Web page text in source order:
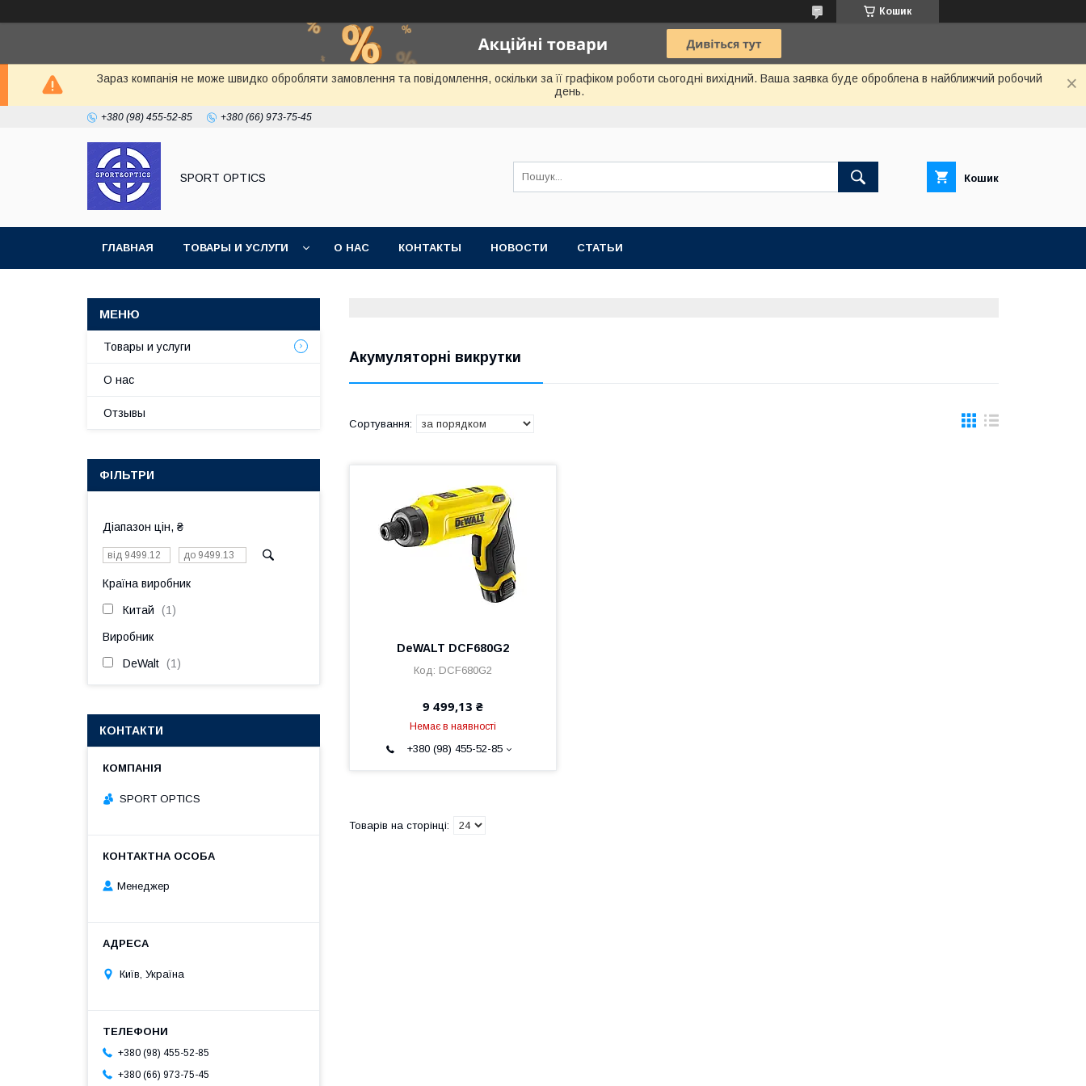
Кошик
Зараз компанія не може швидко обробляти замовлення та повідомлення, оскільки за її графіком роботи сьогодні вихідний. Ваша заявка буде оброблена в найближчий робочий
день.
+380 (98) 455-52-85 +380 (66) 973-75-45
SPORT OPTICS Кошик
ГЛАВНАЯ ТОВАРЫ И УСЛУГИ О НАС КОНТАКТЫ НОВОСТИ СТАТЬИ
Акумуляторні викрутки
DeWALT DCF680G2
DCF680G2
9 499,13 ₴
Немає в наявності
+380 (98) 455-52-85
Товары и услуги
О нас
Отзывы
ФІЛЬТРИ
Діапазон цін, ₴
Країна виробник
Китай 1
Виробник
DeWalt 1
КОНТАКТИ
SPORT OPTICS
Менеджер
Київ, Україна
+380 (98) 455-52-85
+380 (66) 973-75-45